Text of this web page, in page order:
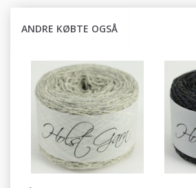
ANDRE KØBTE OGSÅ